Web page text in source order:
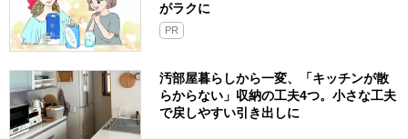
がラクに
PR
汚部屋暮らしから一変、「キッチンが散
らからない」収納の工夫4つ。小さな工夫
で戻しやすい引き出しに